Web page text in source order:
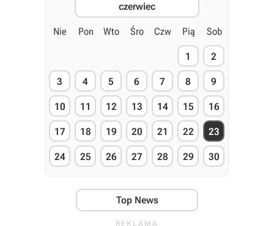
czerwiec
Nie Pon Wto Śro Czw Pią Sob
1 2
3 4 5 6 7 8 9
10 11 12 13 14 15 16
17 18 19 20 21 22 23
24 25 26 27 28 29 30
Top News